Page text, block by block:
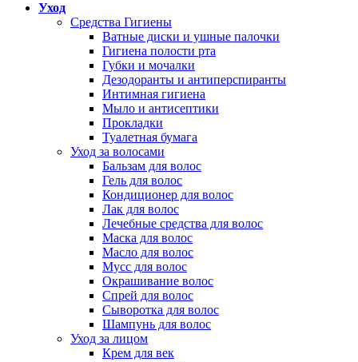
Уход
Средства Гигиены
Ватные диски и ушные палочки
Гигиена полости рта
Губки и мочалки
Дезодоранты и антиперспиранты
Интимная гигиена
Мыло и антисептики
Прокладки
Туалетная бумага
Уход за волосами
Бальзам для волос
Гель для волос
Кондиционер для волос
Лак для волос
Лечебные средства для волос
Маска для волос
Масло для волос
Мусс для волос
Окрашивание волос
Спрей для волос
Сыворотка для волос
Шампунь для волос
Уход за лицом
Крем для век